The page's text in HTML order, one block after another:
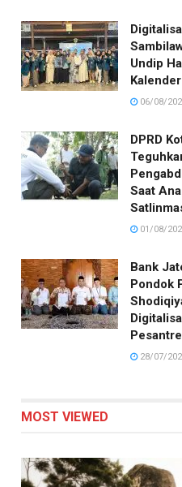
Undip
06/08/
DPRD
Saat
01/08/
Bank
Pondok
28/07/
MOST VIEWED